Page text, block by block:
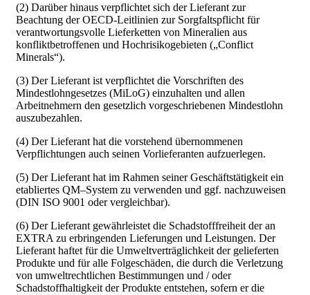
(2) Darüber hinaus verpflichtet sich der Lieferant zur
Beachtung der OECD-Leitlinien zur Sorgfaltspflicht für
verantwortungsvolle Lieferketten von Mineralien aus
konfliktbetroffenen und Hochrisikogebieten („Conflict
Minerals“).
(3) Der Lieferant ist verpflichtet die Vorschriften des
Mindestlohngesetzes (MiLoG) einzuhalten und allen
Arbeitnehmern den gesetzlich vorgeschriebenen Mindestlohn
auszubezahlen.
(4) Der Lieferant hat die vorstehend übernommenen
Verpflichtungen auch seinen Vorlieferanten aufzuerlegen.
(5) Der Lieferant hat im Rahmen seiner Geschäftstätigkeit ein
etabliertes QM–System zu verwenden und ggf. nachzuweisen
(DIN ISO 9001 oder vergleichbar).
(6) Der Lieferant gewährleistet die Schadstofffreiheit der an
EXTRA zu erbringenden Lieferungen und Leistungen. Der
Lieferant haftet für die Umweltverträglichkeit der gelieferten
Produkte und für alle Folgeschäden, die durch die Verletzung
von umweltrechtlichen Bestimmungen und / oder
Schadstoffhaltigkeit der Produkte entstehen, sofern er die